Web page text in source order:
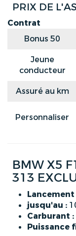
PRIX DE
Contrat
Bonus 50
Jeune
conducteur
Assuré au km
Personnaliser
BMW X5
313
Lancement
jusqu'au :
Carburant :
Puissance